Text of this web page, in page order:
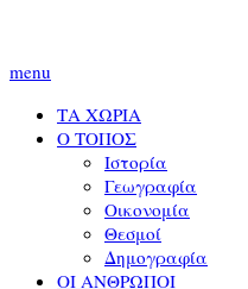
menu
ΤΑ ΧΩΡΙΑ
Ο ΤΟΠΟΣ
Ιστορία
Γεωγραφία
Οικονομία
Θεσμοί
Δημογραφία
ΟΙ ΑΝΘΡΩΠΟΙ